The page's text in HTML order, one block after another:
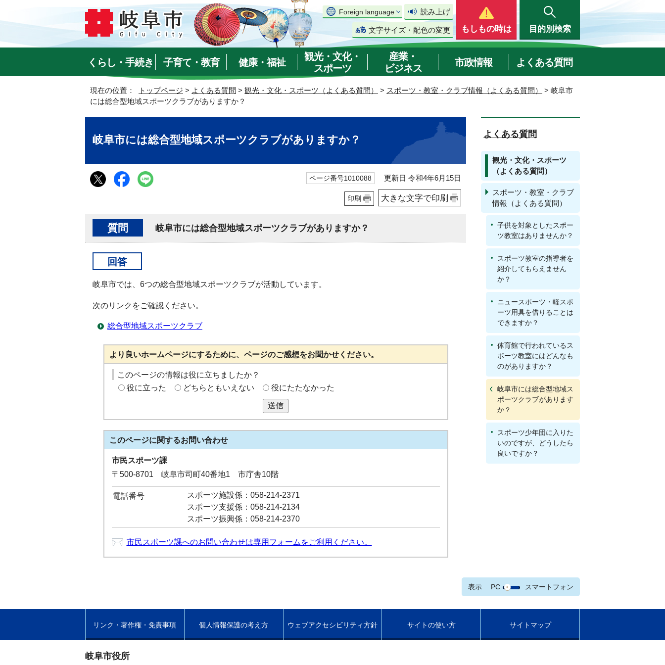
Foreign language 読み上げ
文字サイズ・配色の変更 もしもの時は 目的別検索
くらし・手続き 子育て・教育 健康・福祉
観光・文化・
スポーツ
産業・
ビジネス
市政情報 よくある質問
現在の位置： トップページ > よくある質問 > 観光・文化・スポーツ（よくある質問） > スポーツ・教室・クラブ情報（よくある質問）
> 岐阜市
には総合型地域スポーツクラブがありますか？
岐阜市には総合型地域スポーツクラブがありますか？
ページ番号1010088 更新日 令和4年6月15日
印刷 大きな文字で印刷
質問 岐阜市には総合型地域スポーツクラブがありますか？
回答
岐阜市では、6つの総合型地域スポーツクラブが活動しています。
次のリンクをご確認ください。
総合型地域スポーツクラブ
より良いホームページにするために、ページのご感想をお聞かせください。
このページの情報は役に立ちましたか？
役に立った
どちらともいえない 役にたたなかった
送信
このページに関するお問い合わせ
市民スポーツ課
〒500-8701 岐阜市司町40番地1 市庁舎10階
電話番号
スポーツ施設係：058-214-2371
スポーツ支援係：058-214-2134
スポーツ振興係：058-214-2370
市民スポーツ課へのお問い合わせは専用フォームをご利用ください。
よくある質問
観光・文化・スポーツ
（よくある質問）
スポーツ・教室・クラブ
情報（よくある質問）
子供を対象としたスポー
ツ教室はありませんか？
スポーツ教室の指導者を
紹介してもらえません
か？
ニュースポーツ・軽スポ
ーツ用具を借りることは
できますか？
体育館で行われているス
ポーツ教室にはどんなも
のがありますか？
岐阜市には総合型地域ス
ポーツクラブがあります
か？
スポーツ少年団に入りた
いのですが、どうしたら
良いですか？
表示 PC スマートフォン
リンク・著作権・免責事項 個人情報保護の考え方 ウェブアクセシビリティ方針 サイトの使い方 サイトマップ
岐阜市役所